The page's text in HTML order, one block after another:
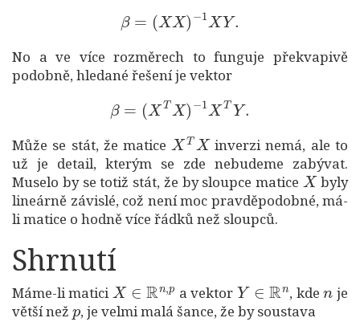
(XX)−1XY.
No a ve více rozměrech to funguje překvapivě
podobně, hledané řešení je vektor
(XTX)−1XTY.
Může se stát, že matice
XTX
inverzi nemá, ale to
už je detail, kterým se zde nebudeme zabývat.
Muselo by se totiž stát, že by sloupce matice
X
byly
lineárně závislé, což není moc pravděpodobné, má-
li matice o hodně více řádků než sloupců.
Shrnutí
Máme-li matici
X∈ Rn ,p
a vektor
Y∈ Rn
, kde
je
větší než
p
, je velmi malá šance, že by soustava